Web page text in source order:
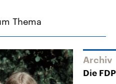
Thema
Archiv
Die